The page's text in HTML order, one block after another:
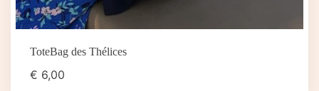
ToteBag des Thélices
€ 6,00